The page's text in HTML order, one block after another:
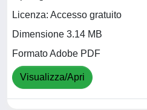
Licenza: Accesso gratuito
Dimensione 3.14 MB
Formato Adobe PDF
Visualizza/Apri